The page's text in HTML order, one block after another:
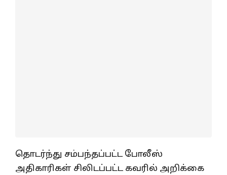
தொடர்ந்து சம்பந்தப்பட்ட போலீஸ்
அதிகாரிகள் சிலிடப்பட்ட கவரில் அறிக்கை